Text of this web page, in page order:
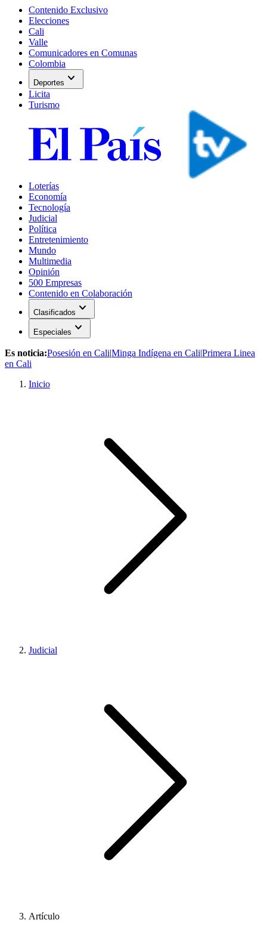
Contenido Exclusivo
Elecciones
Cali
Valle
Comunicadores en Comunas
Colombia
Deportes expand_more
Licita
Turismo
Loterías
Economía
Tecnología
Judicial
Política
Entretenimiento
Mundo
Multimedia
Opinión
500 Empresas
Contenido en Colaboración
Clasificados expand_more
Especiales expand_more
Es noticia:Posesión en Cali|Minga Indígena en Cali|Primera Linea
en Cali
Inicio
Judicial
Artículo